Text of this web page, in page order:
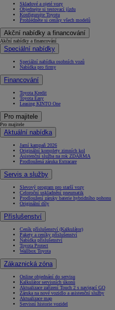
Skladové a ojeté vozy
Objednejte si testovací jízdu
Konfigurujte Toyotu
Prohlédněte si ceníky všech modelů
Akční nabídky a financování
Akční nabídky a financování
Speciální nabídky
Speciální nabídka osobních vozů
Nabídka pro firmy
Financování
Toyota Kredit
Toyota Easy
Leasing KINTO One
Pro majitele
Pro majitele
Aktuální nabídka
Jarní kampaň 2026
Originální komplety zimních kol
Asistenční služba na rok ZDARMA
Prodloužená záruka Extracare
Servis a služby
Slevový program pro starší vozy
Celoroční uskladnění pneumatik
Prodloužení záruky baterie hybridního pohonu
Originální díly
Příslušenství
Ceník příslušenství (Kalkulátor)
Pakety a ceníky příslušenství
Nabídka příslušenství
Toyota Protect
Wallbox Toyota
Zákaznická zóna
Online objednání do servisu
Kalkulátor servisních úkonů
Aktualizace zařízení Touch 2 s navigací GO
Záruka na nové vozidlo a asistenční služby
Aktualizace map
Servisní historie vozidel